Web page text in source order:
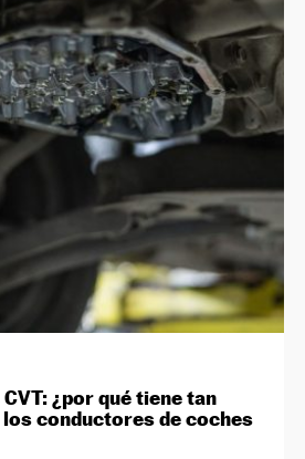
¿por qué tiene tan
conductores de coches